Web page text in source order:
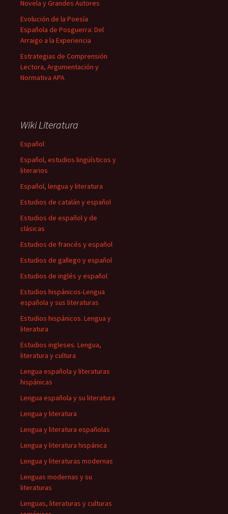
Novela y Grandes Autores
Evolución de la Poesía
Española de Posguerra: Del
Arraigo a la Experiencia
Estrategias de Comprensión
Lectora, Argumentación y
Normativa APA
Wiki Literatura
Español
Español, estudios lingüísticos y
literarios
Español, lengua y literatura
Estudios de catalán y español
Estudios de español y de
clásicas
Estudios de francés y español
Estudios de gallego y español
Estudios de inglés y español
Estudios hispánicos-Lengua
española y sus literaturas
Estudios hispánicos. Lengua y
literatura
Estudios ingleses. Lengua,
literatura y cultura
Lengua española y literaturas
hispánicas
Lengua española y su literatura
Lengua y literatura
Lengua y literatura españolas
Lengua y literatura hispánica
Lengua y literaturas modernas
Lenguas modernas y su
literaturas
Lenguas, literaturas y culturas